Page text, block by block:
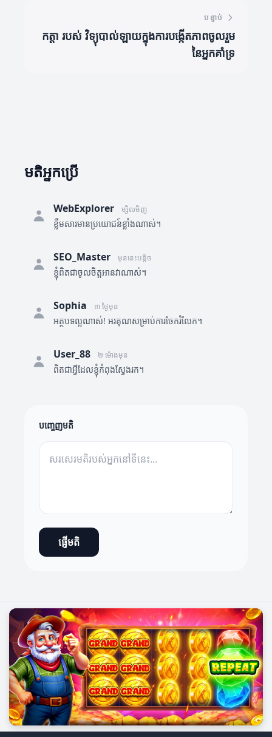
បន្ទាប់
កត្តា របស់ វិទ្យុបាល់ឡាយក្នុងការបង្កើតភាពចូលរួម
នៃអ្នកគាំទ្រ
មតិអ្នកប្រើ
WebExplorer ម្សិលមិញ
ខ្លឹមសារមានប្រយោជន៍ខ្លាំងណាស់។
SEO_Master មុននេះបន្តិច
ខ្ញុំពិតជាចូលចិត្តអានវាណាស់។
Sophia ៣ ថ្ងៃមុន
អត្ថបទល្អណាស់! អរគុណសម្រាប់ការចែករំលែក។
User_88 ២ ម៉ោងមុន
ពិតជាអ្វីដែលខ្ញុំកំពុងស្វែងរក។
បញ្ចេញមតិ
ផ្ញើមតិ